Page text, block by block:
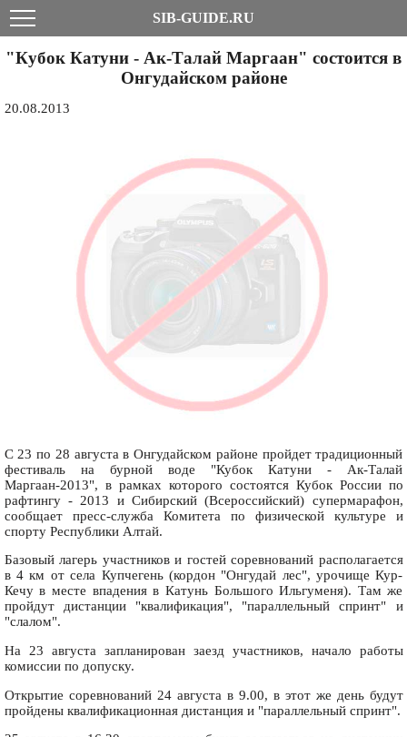
SIB-GUIDE.RU
"Кубок Катуни - Ак-Талай Маргаан" состоится в
Онгудайском районе
20.08.2013
С 23 по 28 августа в Онгудайском районе пройдет традиционный
фестиваль на бурной воде "Кубок Катуни - Ак-Талай
Маргаан-2013", в рамках которого состоятся Кубок России по
рафтингу - 2013 и Сибирский (Всероссийский) супермарафон,
сообщает пресс-служба Комитета по физической культуре и
спорту Республики Алтай.
Базовый лагерь участников и гостей соревнований располагается
в 4 км от села Купчегень (кордон "Онгудай лес", урочище Кур-
Кечу в месте впадения в Катунь Большого Ильгуменя). Там же
пройдут дистанции "квалификация", "параллельный спринт" и
"слалом".
На 23 августа запланирован заезд участников, начало работы
комиссии по допуску.
Открытие соревнований 24 августа в 9.00, в этот же день будут
пройдены квалификационная дистанция и "параллельный спринт".